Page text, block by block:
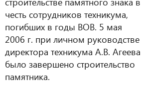
честь сотрудников техникума,
погибших в годы ВОВ. 5 мая
2006 г. при личном руководстве
директора техникума А.В. Агеева
было завершено строительство
памятника.